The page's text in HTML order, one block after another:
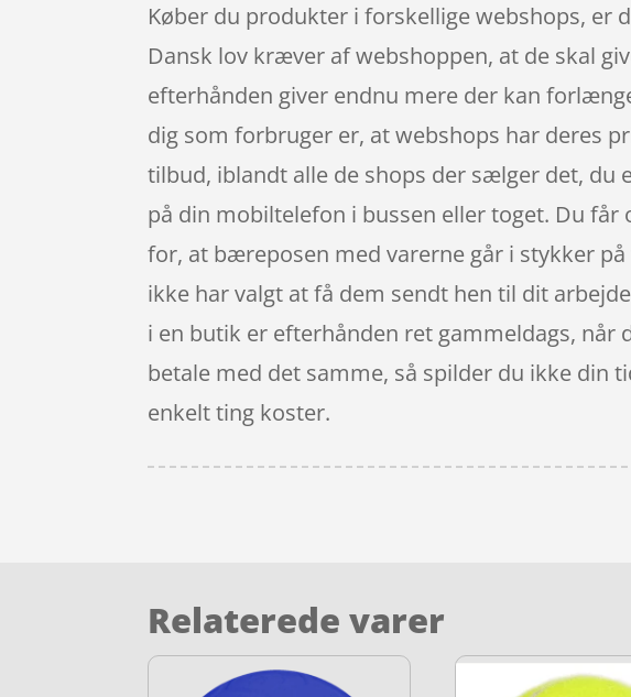
Køber du produkter i forskellige webshops, er
Dansk lov kræver af webshoppen, at de skal
efterhånden giver endnu mere der kan
dig som forbruger er, at webshops har deres
tilbud, iblandt alle de shops der sælger det, du
på din mobiltelefon i bussen eller toget. Du
for, at bæreposen med varerne går i stykker
ikke har valgt at få dem sendt hen til dit
i en butik er efterhånden ret gammeldags, når
betale med det samme, så spilder du ikke din
enkelt ting koster.
Relaterede varer